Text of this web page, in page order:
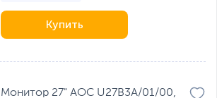
Купить
Монитор 27" AOC U27B3A/01/00,